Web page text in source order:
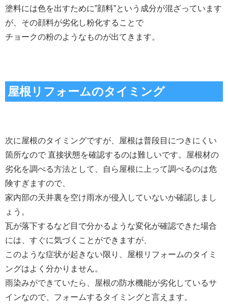
塗料には色を出すために”顔料”という成分が混ざっています
が、その顔料が劣化し粉化することで
チョークの粉のようなものが出てきます。
屋根リフォームのタイミング
次に屋根のタイミングですが、屋根は普段目につきにくい
箇所なので 直接状態を確認するのは難しいです。 屋根材の
劣化を調べる方法として、自ら屋根に上って調べるのは危
険すぎますので、
家内部の天井裏を空け雨水が侵入していないか確認しまし
ょう。
瓦が落下するなど目で分かるような変化が確認できた場合
には、すぐに気づくことができますが、
このような症状が起きない限り、屋根リフォームのタイミ
ングはよく分かりません。
雨染みができていたら、屋根の防水機能が劣化しているサ
インなので、フォームするタイミングと言えます。